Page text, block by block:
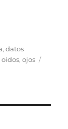
,datos
oidos,ojos